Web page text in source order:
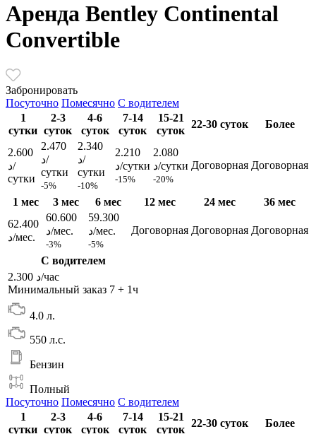
Аренда Bentley Continental
Convertible
Забронировать
Посуточно Помесячно С водителем
1
сутки
2-3
суток
4-6
суток
7-14
суток
15-21
суток
22-30 суток Более
2.600
د/
сутки
2.470
د/
сутки
-5%
2.340
د/
сутки
-10%
2.210
د/сутки
-15%
2.080
د/сутки
-20%
Договорная Договорная
1 мес 3 мес 6 мес 12 мес 24 мес
36 мес
62.400
د/мес.
60.600
د/мес.
-3%
59.300
د/мес.
-5%
Договорная Договорная Договорная
С водителем
2.300 د/час
Минимальный заказ 7 + 1ч
4.0 л.
550 л.с.
Бензин
Полный
Посуточно Помесячно С водителем
1
сутки
2-3
суток
4-6
суток
7-14
суток
15-21
суток
22-30 суток Более